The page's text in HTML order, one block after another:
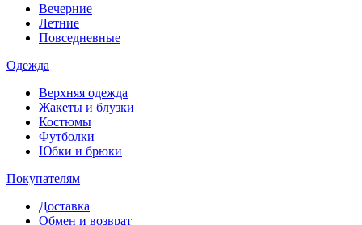
Вечерние
Летние
Повседневные
Одежда
Верхняя одежда
Жакеты и блузки
Костюмы
Футболки
Юбки и брюки
Покупателям
Доставка
Обмен и возврат